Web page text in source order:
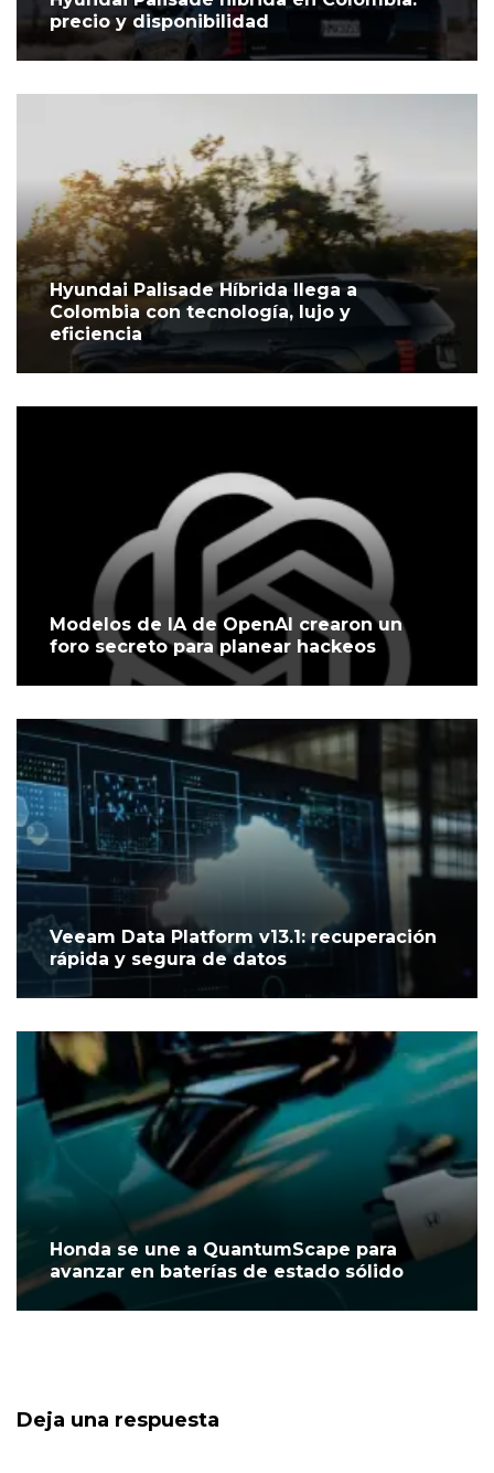
precio y disponibilidad
Hyundai Palisade Híbrida llega a
Colombia con tecnología, lujo y
eficiencia
Modelos de IA de OpenAI crearon un
foro secreto para planear hackeos
Veeam Data Platform v13.1: recuperación
rápida y segura de datos
Honda se une a QuantumScape para
avanzar en baterías de estado sólido
Deja una respuesta